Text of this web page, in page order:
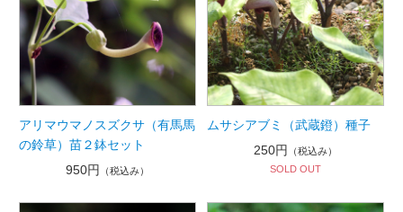
アリマウマノスズクサ（有馬馬
の鈴草）苗２鉢セット
950円
（税込み）
ムサシアブミ（武蔵鐙）種子
250円
（税込み）
SOLD OUT